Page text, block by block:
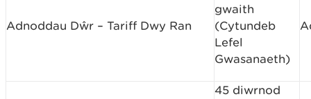
Adnoddau Dŵr – Tariff Dwy Ran
gwaith
(Cytundeb
Lefel
Gwasanaeth)
45 diwrnod